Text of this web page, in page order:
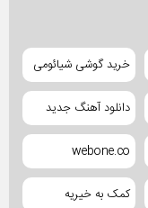
خرید گوشی شیائومی
دانلود آهنگ جدید
webone.co
کمک به خیریه